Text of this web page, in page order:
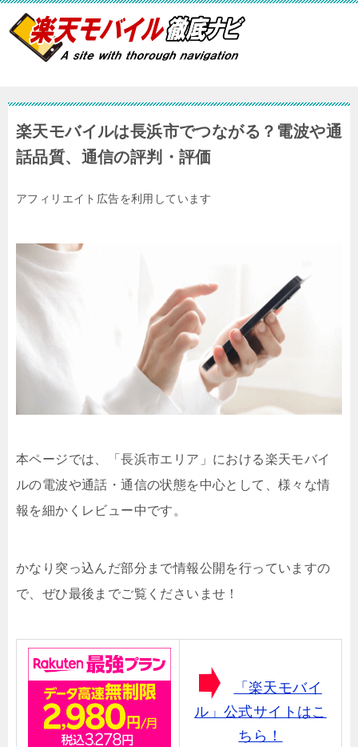
楽天モバイルは長浜市でつながる？電波や通
話品質、通信の評判・評価
アフィリエイト広告を利用しています
本ページでは、「長浜市エリア」における楽天モバイ
ルの電波や通話・通信の状態を中心として、様々な情
報を細かくレビュー中です。
かなり突っ込んだ部分まで情報公開を行っていますの
で、ぜひ最後までご覧くださいませ！
「楽天モバイ
ル」公式サイトはこ
ちら！